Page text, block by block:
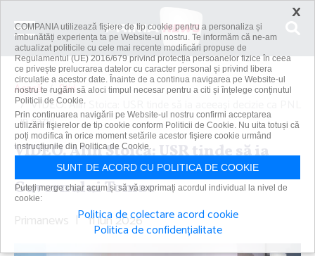
Acasă
Știri
VIDEO. Alin Stoica: USR tinde să ia aceeaşi decizie ca PNL
în cazul...
VIDEO. Alin Stoica: USR tinde să ia
aceeaşi decizie ca PNL în cazul
Guvernului Tomac
Primanews | 11 iun 2026
×
COMPANIA utilizează fişiere de tip cookie pentru a personaliza și
îmbunătăți experiența ta pe Website-ul nostru. Te informăm că ne-am
actualizat politicile cu cele mai recente modificări propuse de
Regulamentul (UE) 2016/679 privind protecția persoanelor fizice în ceea
ce privește prelucrarea datelor cu caracter personal și privind libera
circulație a acestor date. Înainte de a continua navigarea pe Website-ul
nostru te rugăm să aloci timpul necesar pentru a citi și înțelege conținutul
Politicii de Cookie.
Prin continuarea navigării pe Website-ul nostru confirmi acceptarea
utilizării fişierelor de tip cookie conform Politicii de Cookie. Nu uita totuși că
poți modifica în orice moment setările acestor fişiere cookie urmând
instrucțiunile din Politica de Cookie.
SUNT DE ACORD CU POLITICA DE COOKIE
Puteți merge chiar acum și să vă exprimați acordul individual la nivel de
cookie:
Politica de colectare acord cookie
Politica de confidențialitate